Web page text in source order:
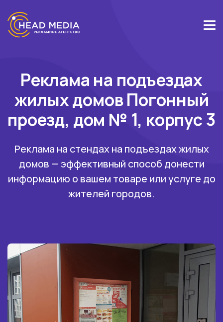
Реклама на подъездах
жилых домов Погонный
проезд, дом № 1, корпус 3
Реклама на стендах на подъездах жилых
домов — эффективный способ донести
информацию о вашем товаре или услуге до
жителей городов.